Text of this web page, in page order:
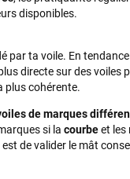
disponibles.
par ta voile. En
directe sur des voiles
plus cohérente.
de marques
si la courbeet les
de valider le mât